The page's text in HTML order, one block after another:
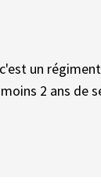
un
2 ans de